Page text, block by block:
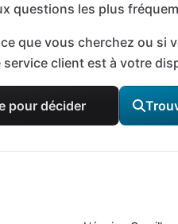
questions les plus
que vous cherchez ou si
client est à votre
pour décider